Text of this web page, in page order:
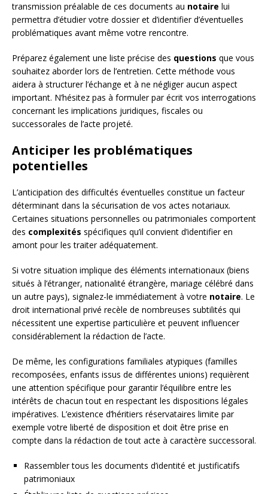
transmission préalable de ces documents au notaire lui
permettra d’étudier votre dossier et d’identifier d’éventuelles
problématiques avant même votre rencontre.
Préparez également une liste précise des questions que vous
souhaitez aborder lors de l’entretien. Cette méthode vous
aidera à structurer l’échange et à ne négliger aucun aspect
important. N’hésitez pas à formuler par écrit vos interrogations
concernant les implications juridiques, fiscales ou
successorales de l’acte projeté.
Anticiper les problématiques
potentielles
L’anticipation des difficultés éventuelles constitue un facteur
déterminant dans la sécurisation de vos actes notariaux.
Certaines situations personnelles ou patrimoniales comportent
des complexités spécifiques qu’il convient d’identifier en
amont pour les traiter adéquatement.
Si votre situation implique des éléments internationaux (biens
situés à l’étranger, nationalité étrangère, mariage célébré dans
un autre pays), signalez-le immédiatement à votre notaire. Le
droit international privé recèle de nombreuses subtilités qui
nécessitent une expertise particulière et peuvent influencer
considérablement la rédaction de l’acte.
De même, les configurations familiales atypiques (familles
recomposées, enfants issus de différentes unions) requièrent
une attention spécifique pour garantir l’équilibre entre les
intérêts de chacun tout en respectant les dispositions légales
impératives. L’existence d’héritiers réservataires limite par
exemple votre liberté de disposition et doit être prise en
compte dans la rédaction de tout acte à caractère successoral.
Rassembler tous les documents d’identité et justificatifs
patrimoniaux